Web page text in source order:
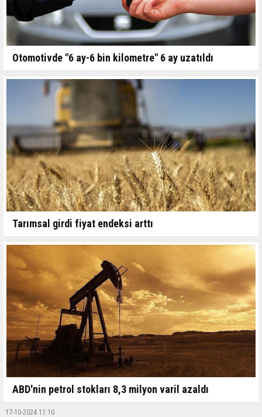
Otomotivde "6 ay-6 bin kilometre" 6 ay uzatıldı
Tarımsal girdi fiyat endeksi arttı
ABD'nin petrol stokları 8,3 milyon varil azaldı
17-10-2024 11:10